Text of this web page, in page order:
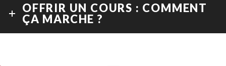
OFFRIR UN COURS : COMMENT
ÇA MARCHE ?